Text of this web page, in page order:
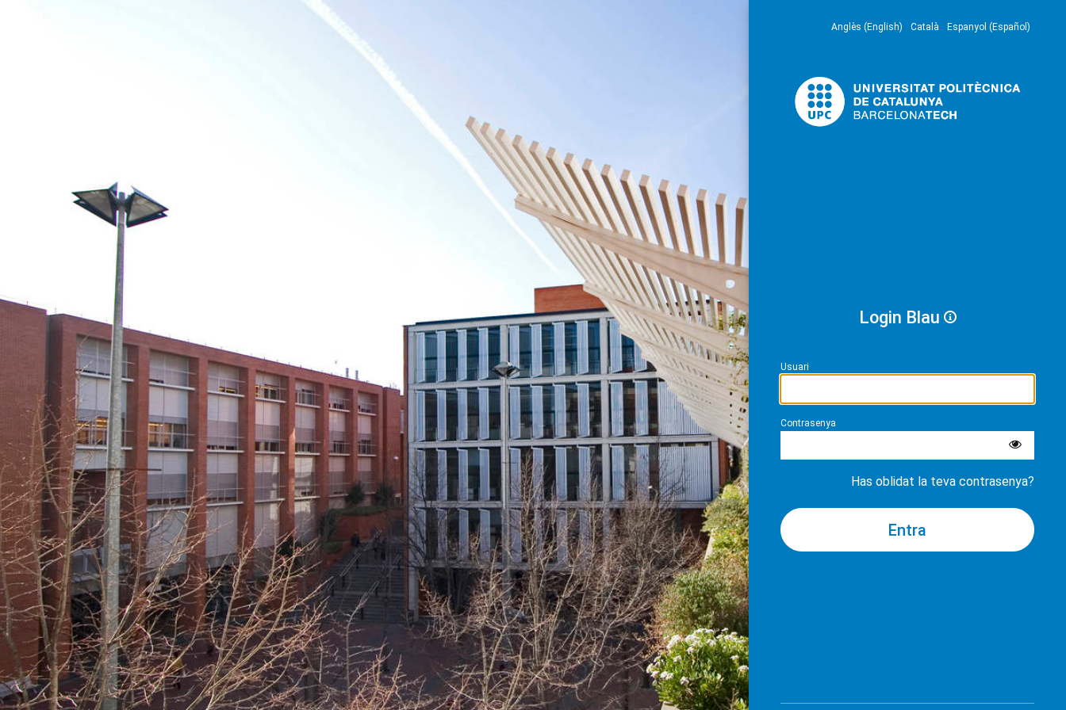
Anglès (English) Català Espanyol (Español)
Login Blau
Usuari
Contrasenya
Has oblidat la teva contrasenya?